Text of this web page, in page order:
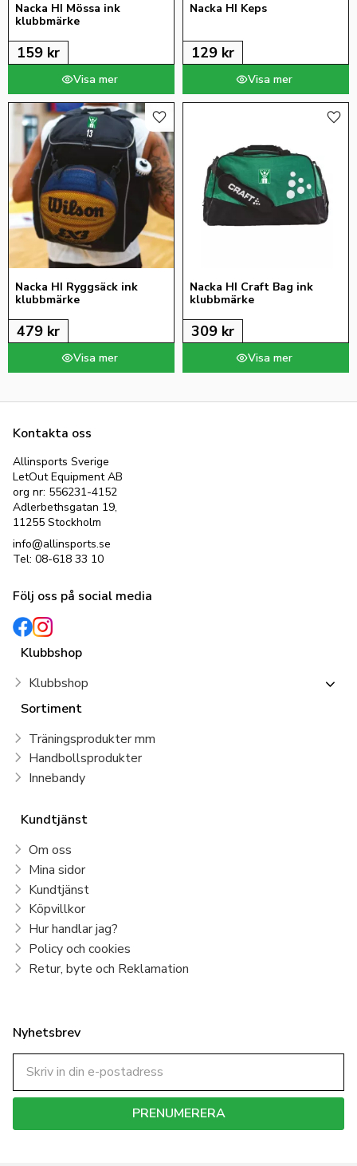
Nacka HI Mössa ink
klubbmärke
159 kr
Nacka HI Keps
129 kr
Nacka HI Ryggsäck ink
klubbmärke
479 kr
Lägg till i favoriter
Nacka HI Craft Bag ink
klubbmärke
309 kr
Kontakta oss
Allinsports Sverige
LetOut Equipment AB
org nr: 556231-4152
Adlerbethsgatan 19,
11255 Stockholm
info@allinsports.se
Tel: 08-618 33 10
Följ oss på social media
Klubbshop
Klubbshop
Sortiment
Träningsprodukter mm
Handbollsprodukter
Innebandy
Kundtjänst
Om oss
Mina sidor
Kundtjänst
Köpvillkor
Hur handlar jag?
Policy och cookies
Retur, byte och Reklamation
Nyhetsbrev
PRENUMERERA